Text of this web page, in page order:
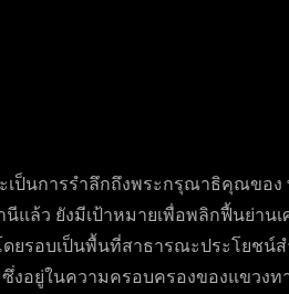
เป็นการรำลึกถึงพระกรุณาธิคุณของ
แล้ว ยังมีเป้าหมายเพื่อพลิกฟื้นย่าน
ยรอบเป็นพื้นที่สาธารณะประโยชน์
งอยู่ในความครอบครองของแขวงท